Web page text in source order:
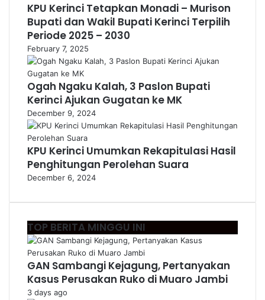
KPU Kerinci Tetapkan Monadi – Murison
Bupati dan Wakil Bupati Kerinci Terpilih
Periode 2025 – 2030
February 7, 2025
Ogah Ngaku Kalah, 3 Paslon Bupati
Kerinci Ajukan Gugatan ke MK
December 9, 2024
KPU Kerinci Umumkan Rekapitulasi Hasil
Penghitungan Perolehan Suara
December 6, 2024
TOP BERITA MINGGU INI
GAN Sambangi Kejagung, Pertanyakan
Kasus Perusakan Ruko di Muaro Jambi
3 days ago